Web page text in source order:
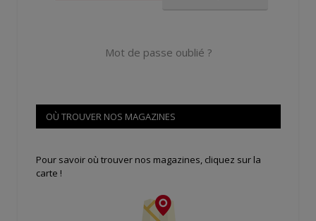
Mot de passe oublié ?
OÙ TROUVER NOS MAGAZINES
Pour savoir où trouver nos magazines, cliquez sur la
carte !